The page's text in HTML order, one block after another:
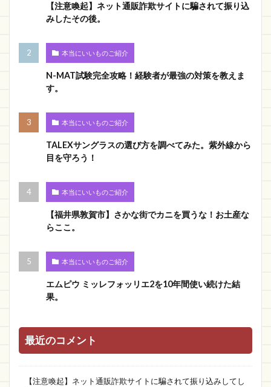
【注意喚起】ネット通販詐欺サイトに騙されて振り込
みしたその後。
本当にいいものご紹介
N-MAT試験完全攻略！経験者が最強の対策を教えま
す。
本当にいいものご紹介
TALEXサングラスの選び方を調べてみた。紫外線から
目を守ろう！
本当にいいものご紹介
【福井県敦賀市】さかな街でカニを買うな！お土産な
らここ。
本当にいいものご紹介
エムピウ ミッレフォッリエ2を10年間使い続けた結
果。
最近のコメント
【注意喚起】ネット通販詐欺サイトに騙されて振り込みしてし